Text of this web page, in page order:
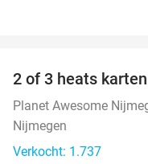
2 of 3 heats karten
Planet Awesome
Nijmegen
Verkocht: 1.737